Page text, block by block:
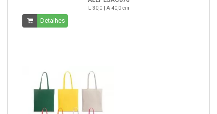
L 30,0 | A 40,0 cm
Detalhes